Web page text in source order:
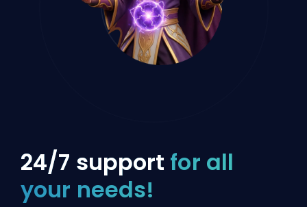
24/7 support for all
your needs!